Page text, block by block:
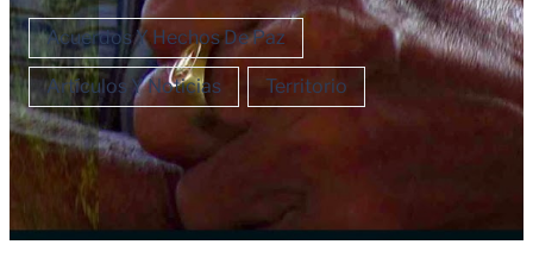
Acuerdos Y Hechos De Paz
Artículos Y Noticias Territorio